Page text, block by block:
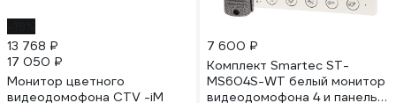
13 768 ₽
17 050 ₽
Монитор цветного
видеодомофона CTV -iM
7 600 ₽
Комплект Smartec ST-
MS604S-WT белый монитор
видеодомофона 4 и панель